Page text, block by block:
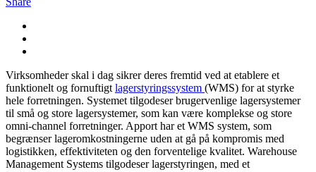
Virksomheder skal i dag sikrer deres fremtid ved at etablere et
funktionelt og fornuftigt lagerstyringssystem (WMS) for at styrke
hele forretningen. Systemet tilgodeser brugervenlige lagersystemer
til små og store lagersystemer, som kan være komplekse og store
omni-channel forretninger. Apport har et WMS system, som
begrænser lageromkostningerne uden at gå på kompromis med
logistikken, effektiviteten og den forventelige kvalitet. Warehouse
Management Systems tilgodeser lagerstyringen, med et